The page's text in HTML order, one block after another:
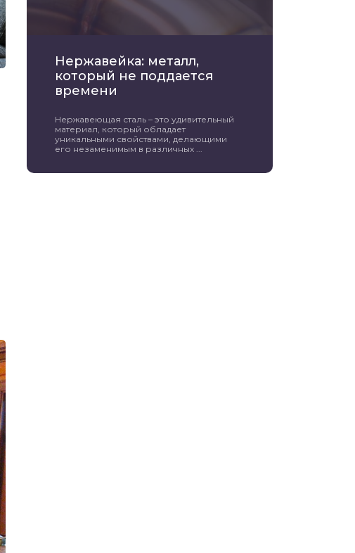
Нержавейка: металл,
который не поддается
времени
Нержавеющая сталь – это удивительный
материал, который обладает
уникальными свойствами, делающими
его незаменимым в различных ...